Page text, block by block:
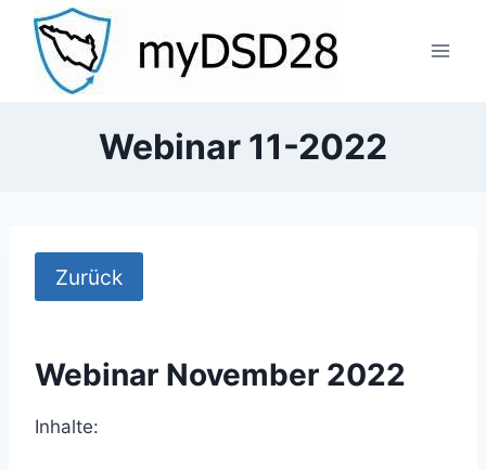
Zum
Inhalt
springen
Webinar 11-2022
Zurück
Webinar November 2022
Inhalte: